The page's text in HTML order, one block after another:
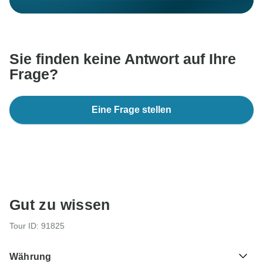
Sie finden keine Antwort auf Ihre
Frage?
Eine Frage stellen
Gut zu wissen
Tour ID: 91825
Währung